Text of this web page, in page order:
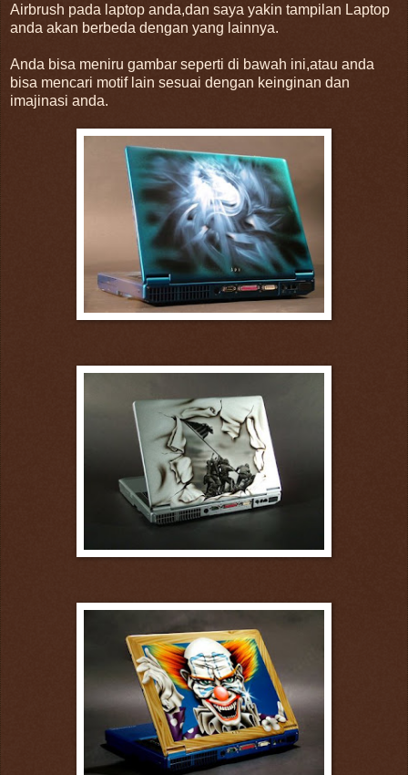
Airbrush pada laptop anda,dan saya yakin tampilan Laptop
anda akan berbeda dengan yang lainnya.
Anda bisa meniru gambar seperti di bawah ini,atau anda
bisa mencari motif lain sesuai dengan keinginan dan
imajinasi anda.